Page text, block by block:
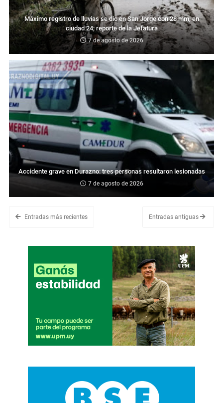
Máximo registro de lluvias se dio en San Jorge con 28 mm, en
ciudad 24; reporte de la Jefatura
7 de agosto de 2026
Accidente grave en Durazno: tres personas resultaron lesionadas
7 de agosto de 2026
Entradas más recientes Entradas antiguas